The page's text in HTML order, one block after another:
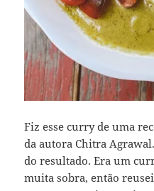
Fiz esse curry de uma
da autora Chitra
do resultado. Era um
muita sobra, então